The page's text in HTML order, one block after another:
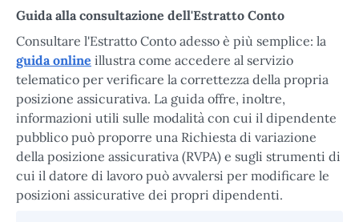
Guida alla consultazione dell'Estratto Conto
Consultare l'Estratto Conto adesso è più semplice: la
guida online illustra come accedere al servizio
telematico per verificare la correttezza della propria
posizione assicurativa. La guida offre, inoltre,
informazioni utili sulle modalità con cui il dipendente
pubblico può proporre una Richiesta di variazione
della posizione assicurativa (RVPA) e sugli strumenti di
cui il datore di lavoro può avvalersi per modificare le
posizioni assicurative dei propri dipendenti.